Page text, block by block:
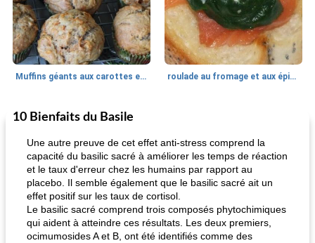
Muffins géants aux carottes et à la banane de Nif roulade au fromage et aux épinards
30min
Marques de confiance: recettes et
10 Bienfaits du Basile
Une autre preuve de cet effet anti-stress comprend la
capacité du basilic sacré à améliorer les temps de réaction
et le taux d'erreur chez les humains par rapport au
placebo. Il semble également que le basilic sacré ait un
effet positif sur les taux de cortisol.
Le basilic sacré comprend trois composés phytochimiques
qui aident à atteindre ces résultats. Les deux premiers,
ocimumosides A et B, ont été identifiés comme des